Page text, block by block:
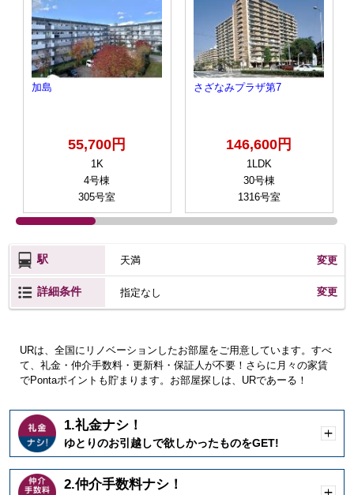
加島
55,700円
1K
4号棟
305号室
さざなみプラザ第7
146,600円
1LDK
30号棟
1316号室
駅 天満 変更
詳細条件 指定なし 変更
URは、全国にリノベーションしたお部屋をご用意しています。すべ
て、礼金・仲介手数料・更新料・保証人が不要！さらに月々の家賃
でPontaポイントも貯まります。お部屋探しは、URであーる！
1.礼金ナシ！
ゆとりのお引越しで欲しかったものをGET!
く
2.仲介手数料ナシ！